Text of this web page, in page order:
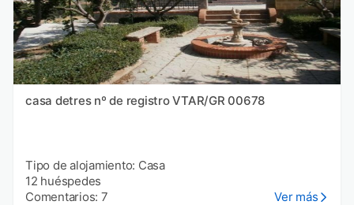
casa detres nº de registro VTAR/GR 00678
Tipo de alojamiento: Casa
12 huéspedes
Comentarios: 7
Ver más